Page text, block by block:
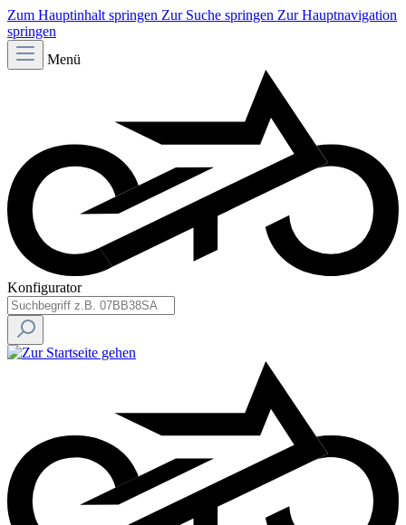
Zum Hauptinhalt springen Zur Suche springen Zur Hauptnavigation
springen
Menü
Konfigurator